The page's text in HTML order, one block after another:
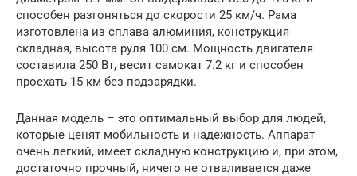
способен разгоняться до скорости 25 км/ч. Рама
изготовлена из сплава алюминия, конструкция
складная, высота руля 100 см. Мощность двигателя
составила 250 Вт, весит самокат 7.2 кг и способен
проехать 15 км без подзарядки.
Данная модель – это оптимальный выбор для людей,
которые ценят мобильность и надежность. Аппарат
очень легкий, имеет складную конструкцию и, при этом,
достаточно прочный, ничего не отваливается даже